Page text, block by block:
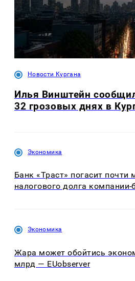
Новости Кургана
Илья Винштейн
32 грозовых днях в
Экономика
Банк «Траст» погасит почти
налогового долга компании-
Экономика
Жара может обойтись
млрд — EUobserver